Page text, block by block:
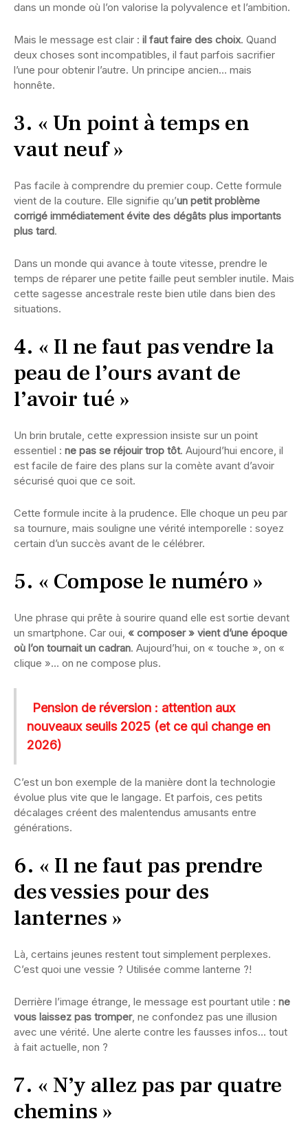
dans un monde où l’on valorise la polyvalence et l’ambition.
Mais le message est clair : il faut faire des choix. Quand
deux choses sont incompatibles, il faut parfois sacrifier
l’une pour obtenir l’autre. Un principe ancien… mais
honnête.
3. « Un point à temps en
vaut neuf »
Pas facile à comprendre du premier coup. Cette formule
vient de la couture. Elle signifie qu’un petit problème
corrigé immédiatement évite des dégâts plus importants
plus tard.
Dans un monde qui avance à toute vitesse, prendre le
temps de réparer une petite faille peut sembler inutile. Mais
cette sagesse ancestrale reste bien utile dans bien des
situations.
4. « Il ne faut pas vendre la
peau de l’ours avant de
l’avoir tué »
Un brin brutale, cette expression insiste sur un point
essentiel : ne pas se réjouir trop tôt. Aujourd’hui encore, il
est facile de faire des plans sur la comète avant d’avoir
sécurisé quoi que ce soit.
Cette formule incite à la prudence. Elle choque un peu par
sa tournure, mais souligne une vérité intemporelle : soyez
certain d’un succès avant de le célébrer.
5. « Compose le numéro »
Une phrase qui prête à sourire quand elle est sortie devant
un smartphone. Car oui, « composer » vient d’une époque
où l’on tournait un cadran. Aujourd’hui, on « touche », on «
clique »… on ne compose plus.
Pension de réversion : attention aux
nouveaux seuils 2025 (et ce qui change en
2026)
C’est un bon exemple de la manière dont la technologie
évolue plus vite que le langage. Et parfois, ces petits
décalages créent des malentendus amusants entre
générations.
6. « Il ne faut pas prendre
des vessies pour des
lanternes »
Là, certains jeunes restent tout simplement perplexes.
C’est quoi une vessie ? Utilisée comme lanterne ?!
Derrière l’image étrange, le message est pourtant utile : ne
vous laissez pas tromper, ne confondez pas une illusion
avec une vérité. Une alerte contre les fausses infos… tout
à fait actuelle, non ?
7. « N’y allez pas par quatre
chemins »